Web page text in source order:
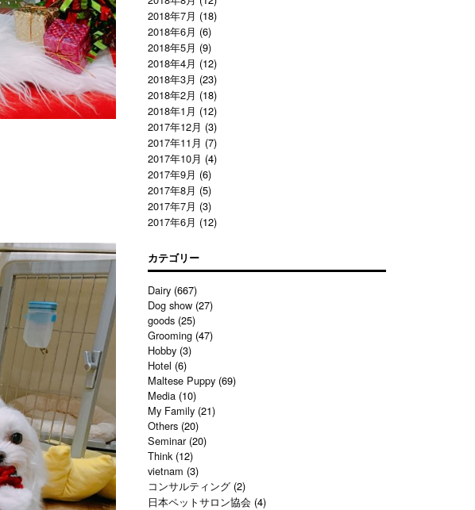
2018年7月 (18)
2018年6月 (6)
2018年5月 (9)
2018年4月 (12)
2018年3月 (23)
2018年2月 (18)
2018年1月 (12)
2017年12月 (3)
2017年11月 (7)
2017年10月 (4)
2017年9月 (6)
2017年8月 (5)
2017年7月 (3)
2017年6月 (12)
カテゴリー
Dairy (667)
Dog show (27)
goods (25)
Grooming (47)
Hobby (3)
Hotel (6)
Maltese Puppy (69)
Media (10)
My Family (21)
Others (20)
Seminar(20)
Think(12)
vietnam (3)
コンサルティング (2)
日本ペットサロン協会 (4)